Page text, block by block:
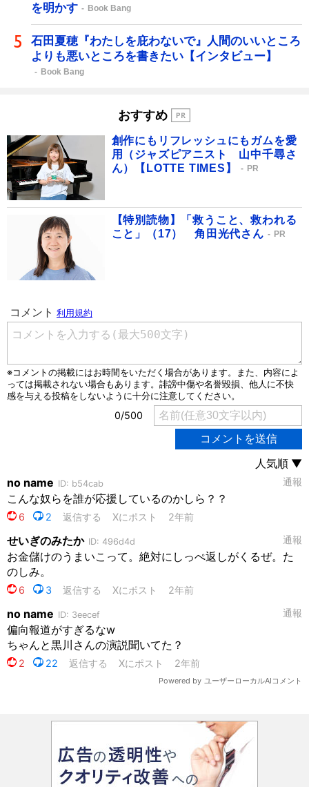
を明かす
Book Bang
石田夏穂『わたしを庇わないで』人間のいいところ
よりも悪いところを書きたい【インタビュー】
Book Bang
おすすめ
創作にもリフレッシュにもガムを愛
用（ジャズピアニスト 山中千尋さ
ん）【LOTTE TIMES】
PR
【特別読物】「救うこと、救われる
こと」（17） 角田光代さん
PR